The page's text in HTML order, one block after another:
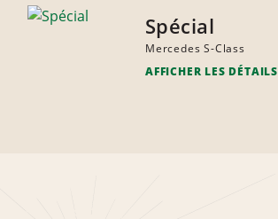
Spécial
Mercedes S-Class
AFFICHER LES DÉTAILS